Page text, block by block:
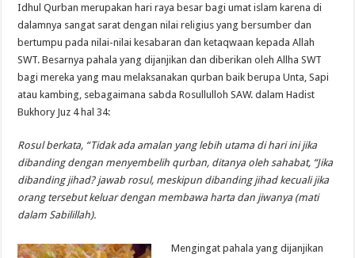
Idhul Qurban merupakan hari raya besar bagi umat islam karena di
dalamnya sangat sarat dengan nilai religius yang bersumber dan
bertumpu pada nilai-nilai kesabaran dan ketaqwaan kepada Allah
SWT. Besarnya pahala yang dijanjikan dan diberikan oleh Allha SWT
bagi mereka yang mau melaksanakan qurban baik berupa Unta, Sapi
atau kambing, sebagaimana sabda Rosullulloh SAW. dalam Hadist
Bukhory Juz 4 hal 34:
Rosul berkata, “Tidak ada amalan yang lebih utama di hari ini jika
dibanding dengan menyembelih qurban, ditanya oleh sahabat, “Jika
dibanding jihad? jawab rosul, meskipun dibanding jihad kecuali jika
orang tersebut keluar dengan membawa harta dan jiwanya (mati
dalam Sabilillah).
Mengingat pahala yang dijanjikan